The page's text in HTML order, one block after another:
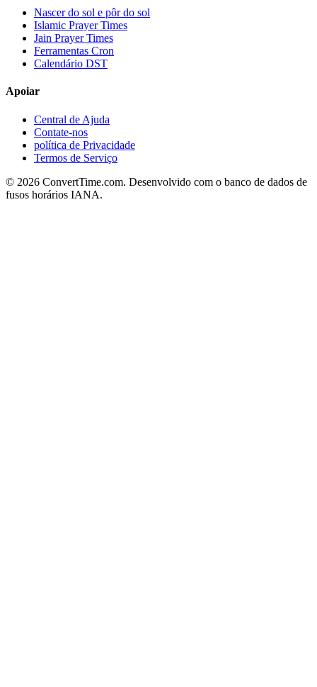
Nascer do sol e pôr do sol
Islamic Prayer Times
Jain Prayer Times
Ferramentas Cron
Calendário DST
Apoiar
Central de Ajuda
Contate-nos
política de Privacidade
Termos de Serviço
© 2026 ConvertTime.com. Desenvolvido com o banco de dados de
fusos horários IANA.